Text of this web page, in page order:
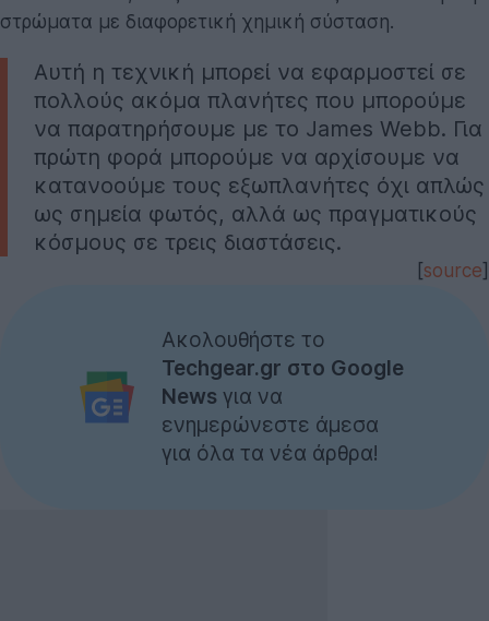
στρώματα με διαφορετική χημική σύσταση.
Αυτή η τεχνική μπορεί να εφαρμοστεί σε
πολλούς ακόμα πλανήτες που μπορούμε
να παρατηρήσουμε με το James Webb. Για
πρώτη φορά μπορούμε να αρχίσουμε να
κατανοούμε τους εξωπλανήτες όχι απλώς
ως σημεία φωτός, αλλά ως πραγματικούς
κόσμους σε τρεις διαστάσεις.
[source]
Ακολουθήστε το
Techgear.gr στο Google
News για να
ενημερώνεστε άμεσα
για όλα τα νέα άρθρα!